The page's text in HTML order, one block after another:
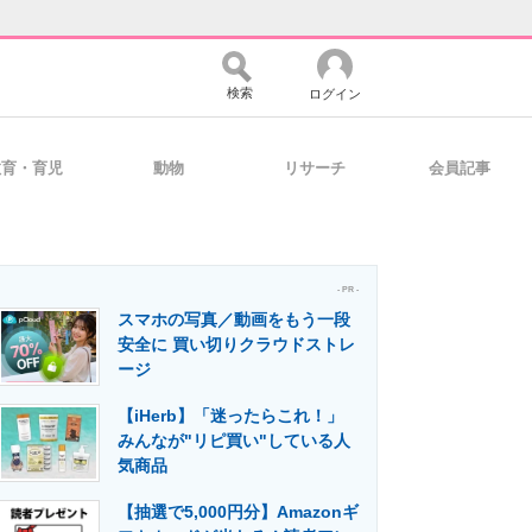
ミュニティ マーケ×ITの今がよく分かる
活用を支援
検索 ログイン
・育児 動物 リサーチ 会員記事
- PR -
スマホの写真／動画をもう一段
安全に 買い切りクラウドストレ
ージ
【iHerb】「迷ったらこれ！」
みんなが"リピ買い"している人
気商品
【抽選で5,000円分】Amazonギ